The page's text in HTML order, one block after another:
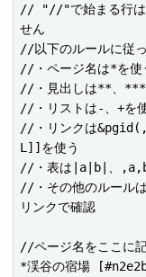
// "//"で始まる行は
せん
//以下のルールに従
//・ページ名は*を使
//・見出しは**、***
//・リストは-、+を
//・リンクは
L]]を使う
//・表は|a|b|、,a,b
//・その他のルール
リンクで確認
//ページ名をここに
*渓谷の宿場